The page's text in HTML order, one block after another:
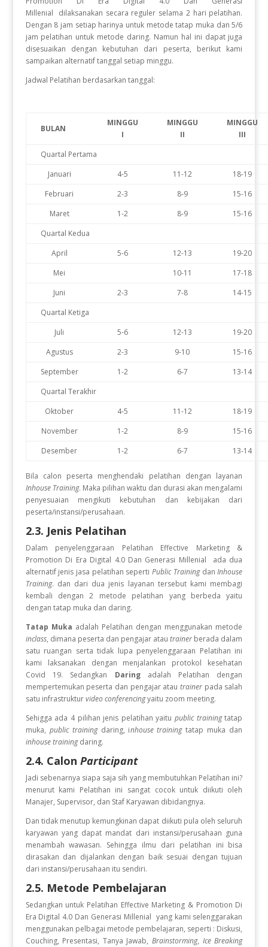
Millenial
dilaksanakan secara reguler selama 2 hari pelatihan.
Dengan 8 jam setiap harinya untuk metode tatap muka dan 5/6
jam pelatihan untuk metode daring. Namun hal ini dapat juga
disesuaikan dengan kebutuhan dari peserta, berikut kami
sampaikan alternatif tanggal setiap minggu.
Jadwal Pelatihan berdasarkan tanggal:
BULAN
MINGGU
I
MINGGU
II
MINGGU
III
Quartal Pertama
Januari
4-5 11-12
18-19
Februari
2-3 8-9
15-16
Maret
1-2 8-9
15-16
Quartal Kedua
April
5-6 12-13
19-20
Mei
10-11
17-18
Juni
2-3 7-8
14-15
Quartal Ketiga
Juli
5-6 12-13
19-20
Agustus
2-3 9-10
15-16
September
1-2 6-7
13-14
Quartal Terakhir
Oktober
4-5 11-12
18-19
November
1-2 8-9
15-16
Desember
1-2 6-7 13-14
Bila calon peserta menghendaki pelatihan dengan layanan
Inhouse Training. Maka pilihan waktu dan durasi akan mengalami
penyesuaian mengikuti kebutuhan dan kebijakan dari
peserta/instansi/perusahaan.
2.3. Jenis Pelatihan
Dalam penyelenggaraan Pelatihan Effective Marketing &
Promotion Di Era Digital 4.0 Dan Generasi Millenial ada dua
alternatif jenis jasa pelatihan sepertiPublic TrainingdanInhouse
Training. dan dari dua jenis layanan tersebut kami membagi
kembali dengan 2 metode pelatihan yang berbeda yaitu
dengan tatap muka dan daring.
Tatap Muka adalah Pelatihan dengan menggunakan metode
inclass, dimana peserta dan pengajar atautrainer berada dalam
satu ruangan serta tidak lupa penyelenggaraan Pelatihan ini
kami laksanakan dengan menjalankan protokol kesehatan
Covid 19. Sedangkan Daring adalah Pelatihan dengan
mempertemukan peserta dan pengajar atautrainer pada salah
satu infrastrukturvideo conferencingyaitu zoom meeting.
Sehigga ada 4 pilihan jenis pelatihan yaitupublic trainingtatap
muka, public trainingdaring, inhouse trainingtatap muka dan
inhouse trainingdaring.
2.4. Calon Participant
Jadi sebenarnya siapa saja sih yang membutuhkan Pelatihan ini?
menurut kami Pelatihan ini sangat cocok untuk diikuti oleh
Manajer, Supervisor, dan Staf Karyawan dibidangnya.
Dan tidak menutup kemungkinan dapat diikuti pula oleh seluruh
karyawan yang dapat mandat dari instansi/perusahaan guna
menambah wawasan. Sehingga ilmu dari pelatihan ini bisa
dirasakan dan dijalankan dengan baik sesuai dengan tujuan
dari instansi/perusahaan itu sendiri.
2.5. Metode Pembelajaran
Sedangkan untuk Pelatihan Effective Marketing & Promotion Di
Era Digital 4.0 Dan Generasi Millenial yang kami selenggarakan
menggunakan pelbagai metode pembelajaran, seperti : Diskusi,
Couching, Presentasi, Tanya Jawab,Brainstorming, Ice Breaking